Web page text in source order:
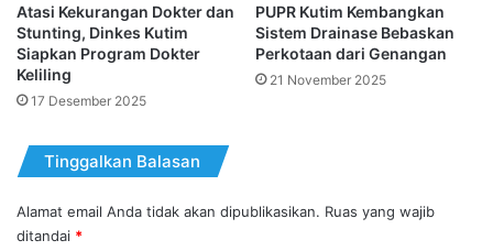
Atasi Kekurangan Dokter dan
Stunting, Dinkes Kutim
Siapkan Program Dokter
Keliling
17 Desember 2025
PUPR Kutim Kembangkan
Sistem Drainase Bebaskan
Perkotaan dari Genangan
21 November 2025
Tinggalkan Balasan
Alamat email Anda tidak akan dipublikasikan. Ruas yang wajib
ditandai *